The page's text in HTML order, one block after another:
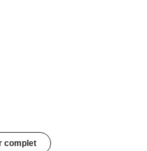
complet